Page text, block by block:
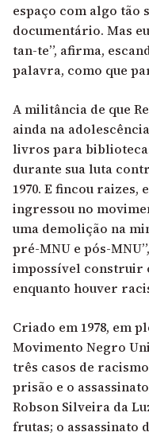
espaço com algo tão
documentário. Mas
tan-te”, afirma,
palavra, como que
A militância de que
ainda na
livros para
durante sua luta
1970. E fincou
ingressou no
uma demolição na
pré-MNU e pós-
impossível construir
enquanto houver
Criado em 1978, em
Movimento Negro
três casos de
prisão e o
Robson Silveira da
frutas; o assassinato